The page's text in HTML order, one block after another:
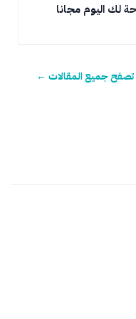
لك اليوم مجانا
تصفح جميع المقالات ←